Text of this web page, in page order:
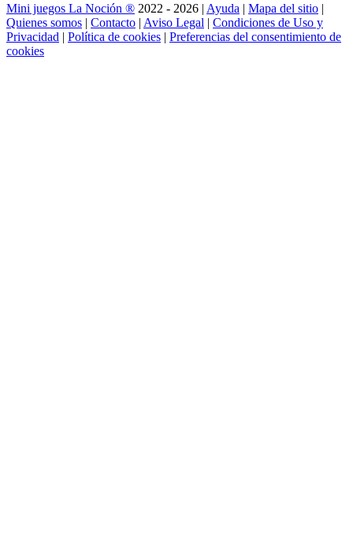
Mini juegos La Noción ® 2022 - 2026 | Ayuda | Mapa del sitio |
Quienes somos | Contacto | Aviso Legal | Condiciones de Uso y
Privacidad | Política de cookies | Preferencias del consentimiento de
cookies